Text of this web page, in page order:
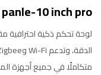
10 inch pro
متكاملًا في جميع أجهزة